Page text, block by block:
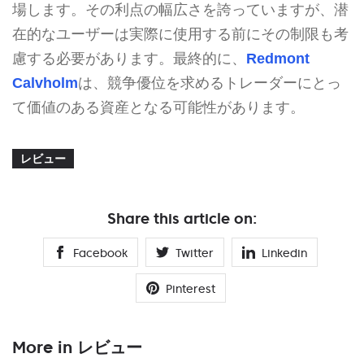
場します。その利点の幅広さを誇っていますが、潜
在的なユーザーは実際に使用する前にその制限も考
慮する必要があります。最終的に、 Redmont
Calvholmは、競争優位を求めるトレーダーにとっ
て価値のある資産となる可能性があります。
レビュー
Share this article on:
Facebook Twitter Linkedin
Pinterest
More in レビュー